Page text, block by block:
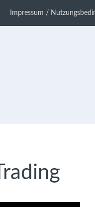
Impressum /
Trading